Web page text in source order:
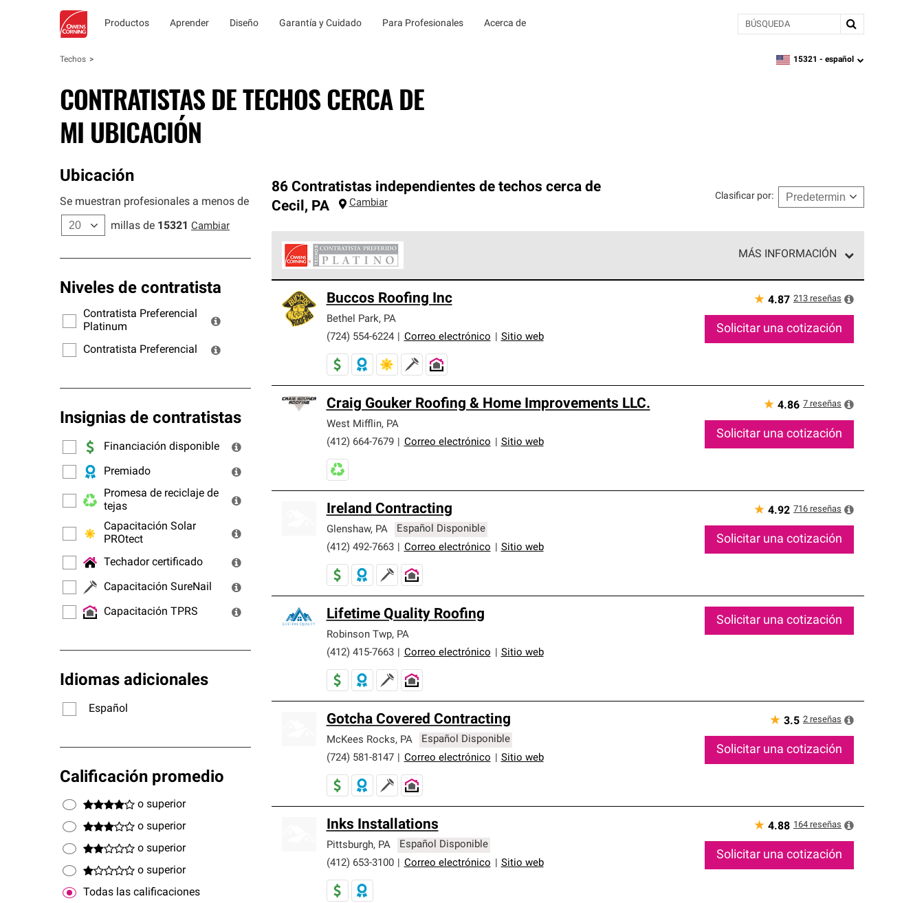
Productos Aprender Diseño Garantía y Cuidado Para Profesionales Acerca de BÚSQUEDA
Techos zipcode, language
15321 - español
CONTRATISTAS DE TECHOS CERCA DE
MI UBICACIÓN
Ubicación
Se muestran profesionales a menos de
millas de 15321 Cambiar
Niveles de contratista
Contratista Preferencial
Platinum
Contratista Preferencial
Insignias de contratistas
Financiación disponible
Premiado
Promesa de reciclaje de
tejas
Capacitación Solar
PROtect
Techador certificado
Capacitación SureNail
Capacitación TPRS
Idiomas adicionales
Español
Calificación promedio
o superior
o superior
o superior
o superior
Todas las calificaciones
86 Contratistas independientes de techos cerca de
Cecil , PA Cambiar
Clasificar por:
MÁS INFORMACIÓN
cumplen con estándares estrictos de profesionalismo, confiabilidad y destreza incomparable. Solo ellos pueden
ofrecer nuestra mejor garantía de sistemas de techos.
Buccos Roofing Inc
Bethel Park, PA
(724) 554-6224
Correo electrónico Sitio web
★ 4.87 213 reseñas
Solicitar una cotización
Craig Gouker Roofing & Home Improvements LLC.
West Mifflin, PA
(412) 664-7679
Correo electrónico Sitio web
★ 4.86 7 reseñas
Solicitar una cotización
Ireland Contracting
Glenshaw, PA
Español Disponible
(412) 492-7663
Correo electrónico Sitio web
★ 4.92 716 reseñas
Solicitar una cotización
Lifetime Quality Roofing
Robinson Twp, PA
(412) 415-7663
Correo electrónico Sitio web
Solicitar una cotización
Gotcha Covered Contracting
McKees Rocks, PA
Español Disponible
(724) 581-8147
Correo electrónico Sitio web
★ 3.5 2 reseñas
Solicitar una cotización
Inks Installations
Pittsburgh, PA
Español Disponible
(412) 653-3100
Correo electrónico Sitio web
★ 4.88 164 reseñas
Solicitar una cotización